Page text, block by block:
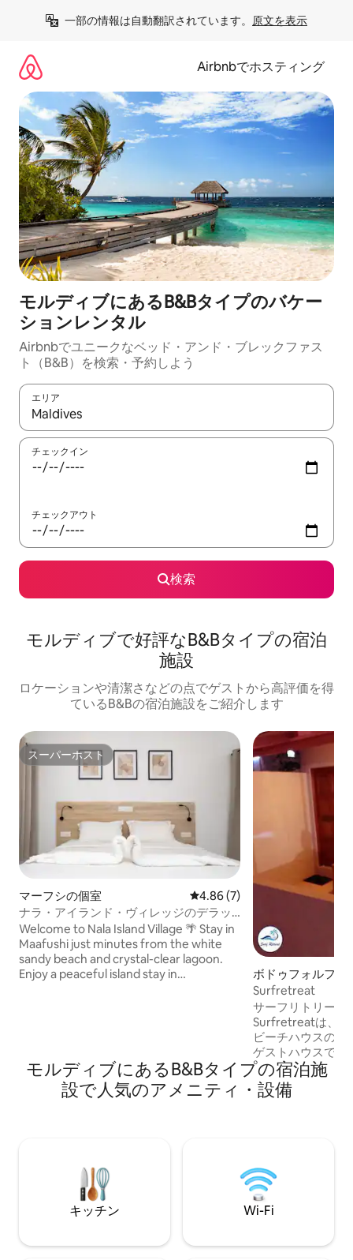
一部の情報は自動翻訳されています。 原文を表示
Airbnbでホスティング
モルディブにあるB&Bタイプのバケー
ションレンタル
Airbnbでユニークなベッド・アンド・ブレックファス
ト（B&B）を検索・予約しよう
エリア
検索結果が表示されたら、上下の矢印キーを使って移動するか
チェックイン
チェックアウト
検索
モルディブで好評なB&Bタイプの宿泊
施設
ロケーションや清潔さなどの点でゲストから高評価を得
ているB&Bの宿泊施設をご紹介します
スーパーホスト
スーパーホスト
マーフシの個室 レビュー7件、5つ星中4.86つ
4.86 (7)
ナラ・アイランド・ヴィレッジのデラッ
クスファミリールーム
Welcome to Nala Island Village 🌴 Stay in
Maafushi just minutes from the white
sandy beach and crystal-clear lagoon.
Enjoy a peaceful island stay in
ボドゥフォルフド
Surfretreat
サーフリトリート
Surfretreatは、庭
ビーチハウスの3
ゲストハウスです
た入り口を備えた
ます。 客室には
金庫、ミニバー
ーケリング家 の中で シュノーケリングサ
ンドバンクピクニ
キューキャンドル
ィンウォッチリゾ
モルディブにあるB&Bタイプの宿泊施
設で人気のアメニティ・設備
キッチン Wi-Fi